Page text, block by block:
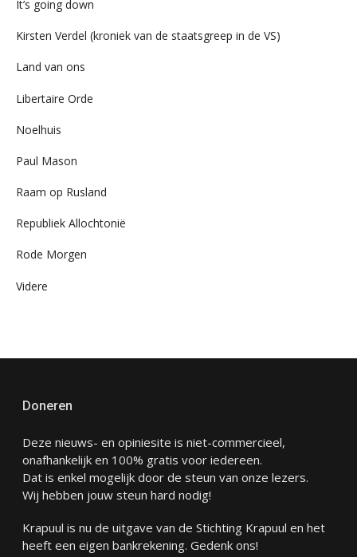
It’s going down
Kirsten Verdel (kroniek van de staatsgreep in de VS)
Land van ons
Libertaire Orde
Noelhuis
Paul Mason
Raam op Rusland
Republiek Allochtonië
Rode Morgen
Videre
Doneren
Deze nieuws- en opiniesite is niet-commercieel,
onafhankelijk en 100% gratis voor iedereen.
Dat is enkel mogelijk door de steun van onze lezers.
Wij hebben jouw steun hard nodig!
Krapuul is nu de uitgave van de Stichting Krapuul en het
heeft een eigen bankrekening. Gedenk ons!